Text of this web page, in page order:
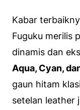
Kabar
Fuguku merilis
dinamis dan
Aqua, Cyan,
gaun hitam
setelan leather